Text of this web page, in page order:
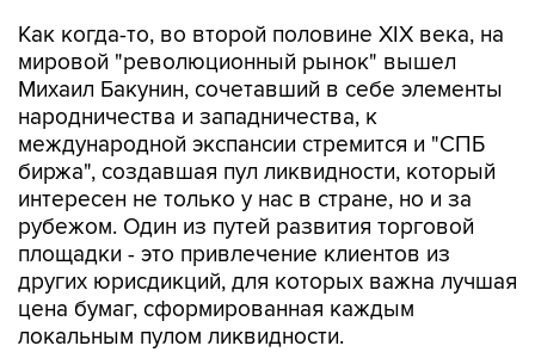
Как когда-то, во второй половине XIX века, на
мировой "революционный рынок" вышел
Михаил Бакунин, сочетавший в себе элементы
народничества и западничества, к
международной экспансии стремится и "СПБ
биржа", создавшая пул ликвидности, который
интересен не только у нас в стране, но и за
рубежом. Один из путей развития торговой
площадки - это привлечение клиентов из
других юрисдикций, для которых важна лучшая
цена бумаг, сформированная каждым
локальным пулом ликвидности.